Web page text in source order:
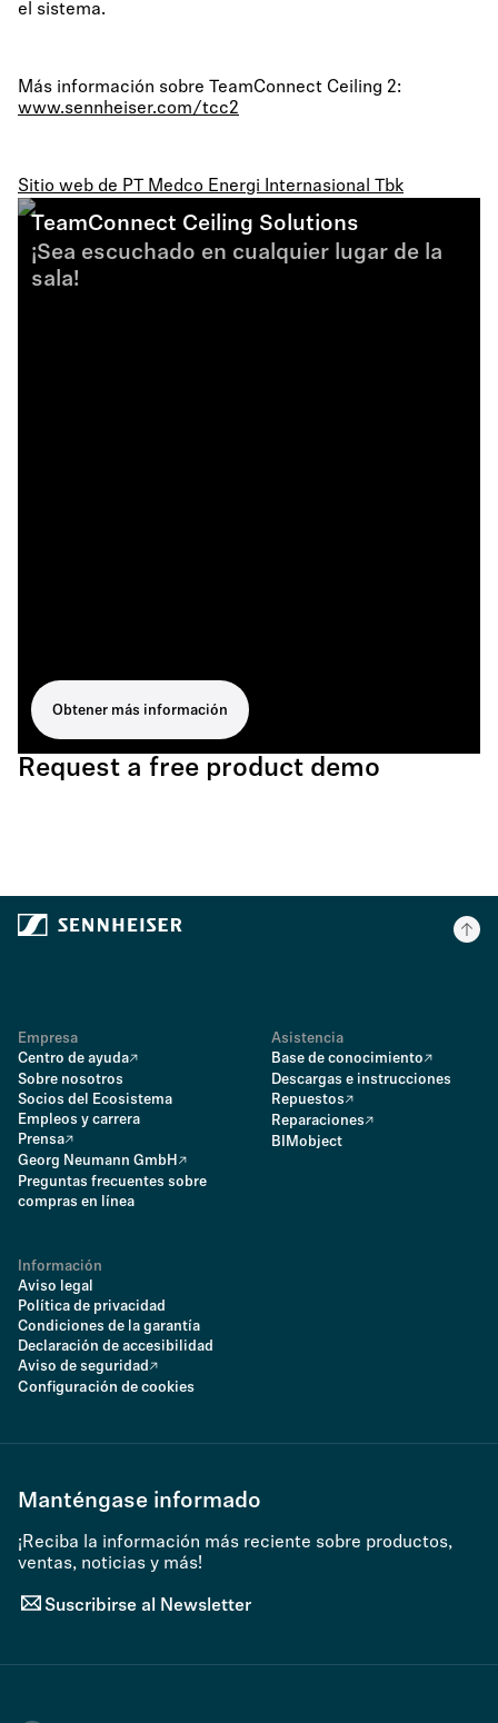
el sistema.
Más información sobre TeamConnect Ceiling 2:
www.sennheiser.com/tcc2
Sitio web de PT Medco Energi Internasional Tbk
TeamConnect Ceiling Solutions
¡Sea escuchado en cualquier lugar de la
sala!
Obtener más información
Request a free product demo
Empresa
Centro de ayuda
Sobre nosotros
Socios del Ecosistema
Empleos y carrera
Prensa
Georg Neumann GmbH
Preguntas frecuentes sobre
compras en línea
Asistencia
Base de conocimiento
Descargas e instrucciones
Repuestos
Reparaciones
BIMobject
Información
Aviso legal
Política de privacidad
Condiciones de la garantía
Declaración de accesibilidad
Aviso de seguridad
Configuración de cookies
Manténgase informado
¡Reciba la información más reciente sobre productos,
ventas, noticias y más!
Suscribirse al Newsletter